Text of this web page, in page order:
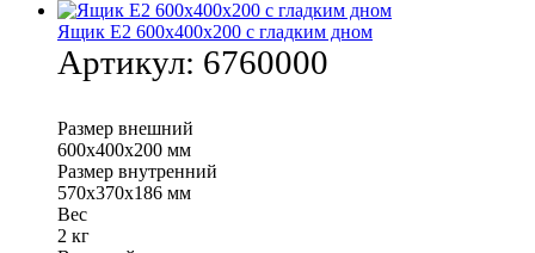
Ящик Е2 600х400х200 с гладким дном
Артикул: 6760000
Размер внешний
600х400х200 мм
Размер внутренний
570х370х186 мм
Вес
2 кг